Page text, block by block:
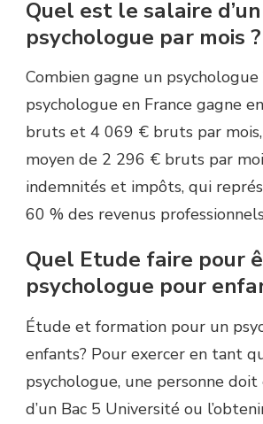
Quel est le salaire d’un
psychologue par mois ?
Combien gagne un psychologue
psychologue en France gagne
bruts et 4 069 € bruts par
moyen de 2 296 € bruts par
indemnités et impôts, qui
60 % des revenus
Quel Etude faire pour
psychologue pour
Étude et formation pour un
enfants? Pour exercer en tant
psychologue, une personne
d’un Bac 5 Université ou